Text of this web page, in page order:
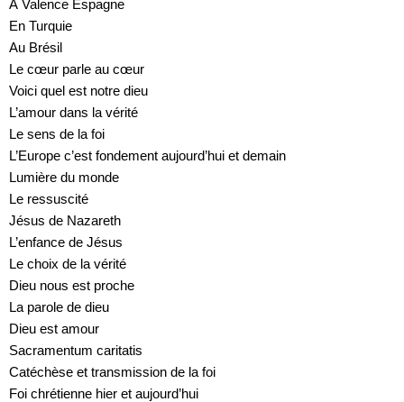
À Valence Espagne
En Turquie
Au Brésil
Le cœur parle au cœur
Voici quel est notre dieu
L’amour dans la vérité
Le sens de la foi
L’Europe c’est fondement aujourd’hui et demain
Lumière du monde
Le ressuscité
Jésus de Nazareth
L’enfance de Jésus
Le choix de la vérité
Dieu nous est proche
La parole de dieu
Dieu est amour
Sacramentum caritatis
Catéchèse et transmission de la foi
Foi chrétienne hier et aujourd’hui